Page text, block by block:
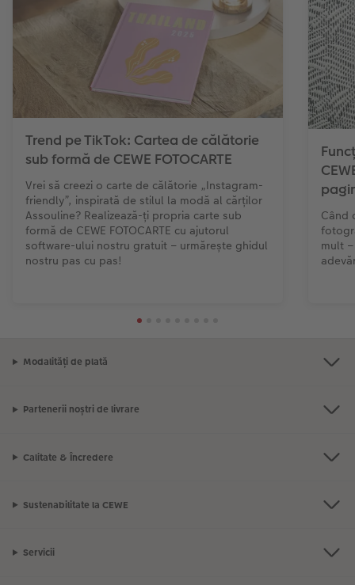
Trend pe TikTok: Cartea de călătorie
sub formă de CEWE FOTOCARTE
Vrei să creezi o carte de călătorie „Instagram-
friendly”, inspirată de stilul la modă al cărților
Assouline? Realizează-ți propria carte sub
formă de CEWE FOTOCARTE cu ajutorul
software-ului nostru gratuit – urmărește ghidul
nostru pas cu pas!
Când
mult
Modalități de plată
Partenerii noștri de livrare
Calitate & Încredere
Sustenabilitate la CEWE
Servicii